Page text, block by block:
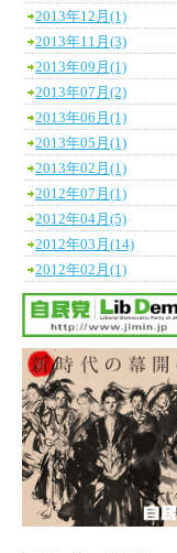
2013年12月(1)
2013年11月(3)
2013年09月(1)
2013年07月(2)
2013年06月(1)
2013年05月(1)
2013年02月(1)
2012年07月(1)
2012年04月(5)
2012年03月(14)
2012年02月(1)